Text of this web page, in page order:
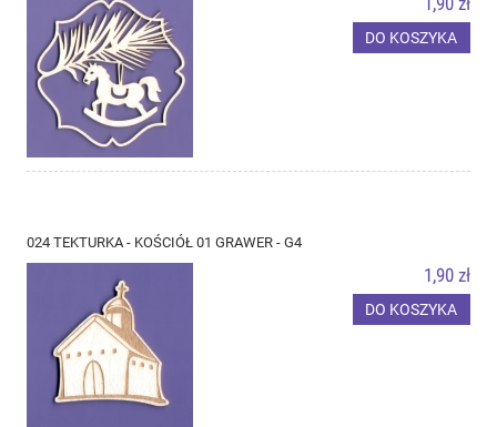
DO KOSZYKA
024 TEKTURKA - KOŚCIÓŁ 01 GRAWER - G4
1,90 zł
DO KOSZYKA